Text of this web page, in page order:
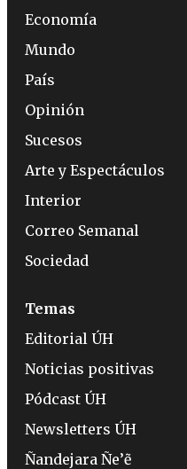
Economía
Mundo
País
Opinión
Sucesos
Arte y Espectáculos
Interior
Correo Semanal
Sociedad
Temas
Editorial ÚH
Noticias positivas
Pódcast ÚH
Newsletters ÚH
Ñandejara Ñe’ẽ